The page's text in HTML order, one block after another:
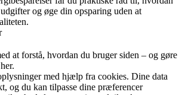
og øge din opsparing uden at
at forstå, hvordan du bruger siden – og gøre
med hjælp fra cookies. Dine data
og du kan tilpasse dine præferencer